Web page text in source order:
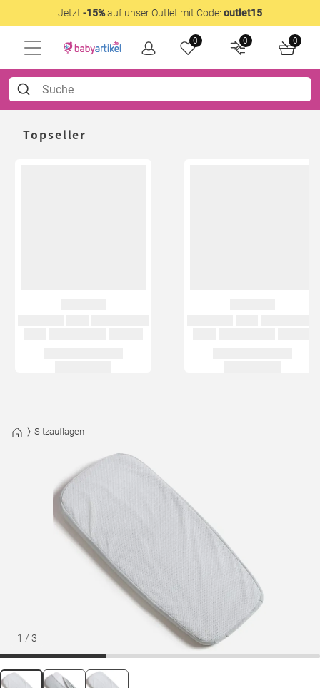
Jetzt -15%auf unser Outlet mit Code: outlet15
0 0 0
Topseller
Sitzauflagen
1 / 3